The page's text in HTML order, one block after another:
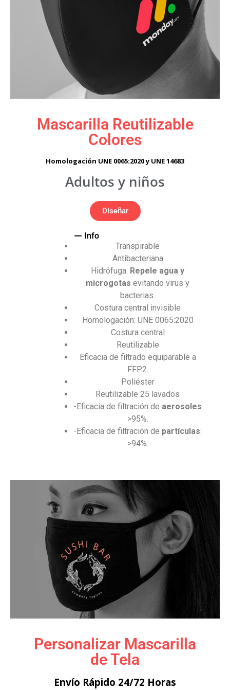
Mascarilla Reutilizable
Colores
Homologación UNE 0065:2020 y UNE 14683
Adultos y niños
Diseñar
Info
Transpirable
Antibacteriana
Hidrófuga. Repele agua y
microgotas evitando virus y
bacterias.
Costura central invisible
Homologación: UNE 0065:2020
Costura central
Reutilizable
Eficacia de filtrado equiparable a
FFP2.
Poliéster
Reutilizable 25 lavados
-Eficacia de filtración de aerosoles
>95%.
-Eficacia de filtración de partículas:
>94%.
Personalizar Mascarilla
de Tela
Envío Rápido 24/72 Horas